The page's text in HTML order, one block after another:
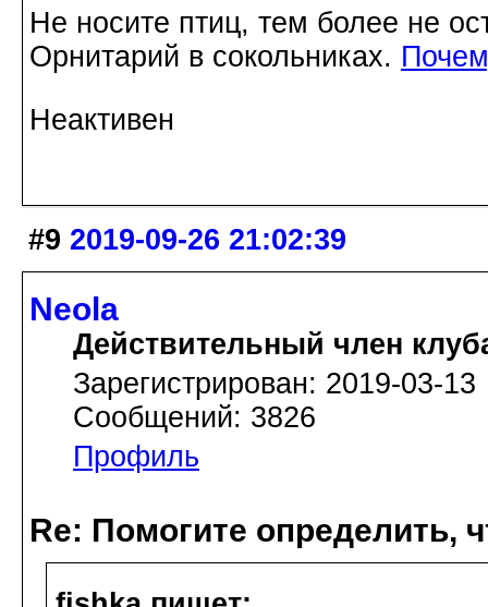
Не носите птиц, тем более не
Орнитарий в сокольниках.
Неактивен
#9 2019-09-26 21:02:39
Neola
Действительный член
Зарегистрирован: 2019-03-13
Сообщений: 3826
Профиль
Re: Помогите определить,